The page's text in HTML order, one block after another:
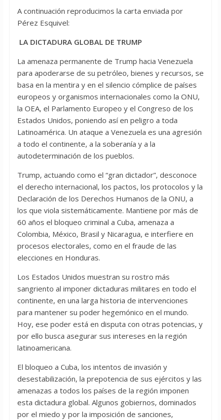
A continuación reproducimos la carta enviada por
Pérez Esquivel:
LA DICTADURA GLOBAL DE TRUMP
La amenaza permanente de Trump hacia Venezuela
para apoderarse de su petróleo, bienes y recursos, se
basa en la mentira y en el silencio cómplice de países
europeos y organismos internacionales como la ONU,
la OEA, el Parlamento Europeo y el Congreso de los
Estados Unidos, poniendo así en peligro a toda
Latinoamérica. Un ataque a Venezuela es una agresión
a todo el continente, a la soberanía y a la
autodeterminación de los pueblos.
Trump, actuando como el “gran dictador”, desconoce
el derecho internacional, los pactos, los protocolos y la
Declaración de los Derechos Humanos de la ONU, a
los que viola sistemáticamente. Mantiene por más de
60 años el bloqueo criminal a Cuba, amenaza a
Colombia, México, Brasil y Nicaragua, e interfiere en
procesos electorales, como en el fraude de las
elecciones en Honduras.
Los Estados Unidos muestran su rostro más
sangriento al imponer dictaduras militares en todo el
continente, en una larga historia de intervenciones
para mantener su poder hegemónico en el mundo.
Hoy, ese poder está en disputa con otras potencias, y
por ello busca asegurar sus intereses en la región
latinoamericana.
El bloqueo a Cuba, los intentos de invasión y
desestabilización, la prepotencia de sus ejércitos y las
amenazas a todos los países de la región imponen
esta dictadura global. Algunos gobiernos, dominados
por el miedo y por la imposición de sanciones,